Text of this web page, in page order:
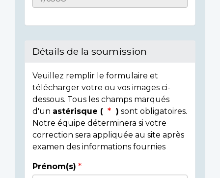
Détails de la soumission
Veuillez remplir le formulaire et
télécharger votre ou vos images ci-
dessous. Tous les champs marqués
d'un astérisque ( ) sont obligatoires.
Notre équipe déterminera si votre
correction sera appliquée au site après
examen des informations fournies
Prénom(s)